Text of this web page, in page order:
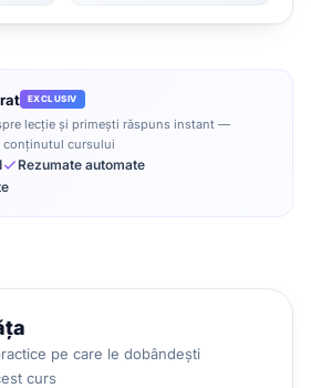
EXCLUSIV
lecție și primești răspuns instant —
conținutul cursului
Rezumate automate
pe care le dobândești
curs